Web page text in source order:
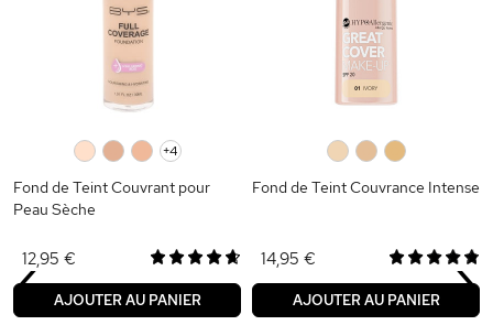
+4
Fond de Teint Couvrant pour
Peau Sèche
12,95 €
AJOUTER AU PANIER
Fond de Teint Couvrance Intense
14,95 €
AJOUTER AU PANIER
‹ ›